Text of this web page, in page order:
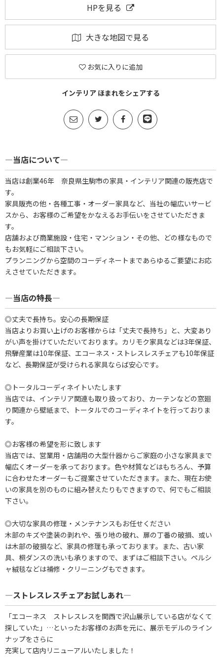
HPを見る
大きな地図で見る
お気に入りに追加
インテリア ほまれをシェアする
―当店について―
当店は創業46年 奈良県生駒市の家具・インテリア関連の販売店で
す。
家具販売の他・各種工事・オーダー家具など、当社の幅広いサービ
スから、お客様のご希望をかなえるお手伝いをさせていただきま
す。
店舗および商業施設・住宅・マンション・その他、どの様なもので
もお気軽にご相談下さい。
プランニングから空間のコーディネートまであらゆるご要望にお応
えさせていただきます。
―当店の特長―
◎丈夫で長持ち。安心の長期保証
当店よりお買い上げのお客様からは「丈夫で長持ち」と、大変あり
がい声を掛けていただいております。カリモク家具などは3年保証、
飛騨産業は10年保証、エコーネス・ストレスレスチェアも10年保証
など、長期保証が受けられる家具ならば安心です。
◎トータルコーディネイトいたします
当店では、インテリア関連も取り扱っており、カーテンなどの窓廻
り関連から壁紙まで、トータルでのコーディネイトを行っておりま
す。
◎お客様の希望を形に致します
当店では、営業用・店舗用の大型什器からご家庭の小さな家具まで
幅広くオーダーを承っております。色や材質などはもちろん、予算
に合わせたオーダーもご提案させていただきます。また、現在お使
いの家具を別のものに組み替えたりもできますので、何でもご相談
下さい。
◎大切な家具の修理・メンテナンスもお任せください
木部のキズや塗装の剥れや、張り地の破れ、扉の丁番の破損、或い
は木部の破損など、家具の修理も承っております。また、古い家
具、桐ダンスの洗いも承りますので、まずはご相談下さい。ペルシ
ャ絨毯などは補修・クリーニングもできます。
―ストレスレスチェアお試しあれ―
「エコーネス ストレスレスを関西で沢山展示している店がなくて
探していた」…といったお客様のお声を元に、展示モデルのライン
ナップをさらに
充実して店内リニューアルいたしました！